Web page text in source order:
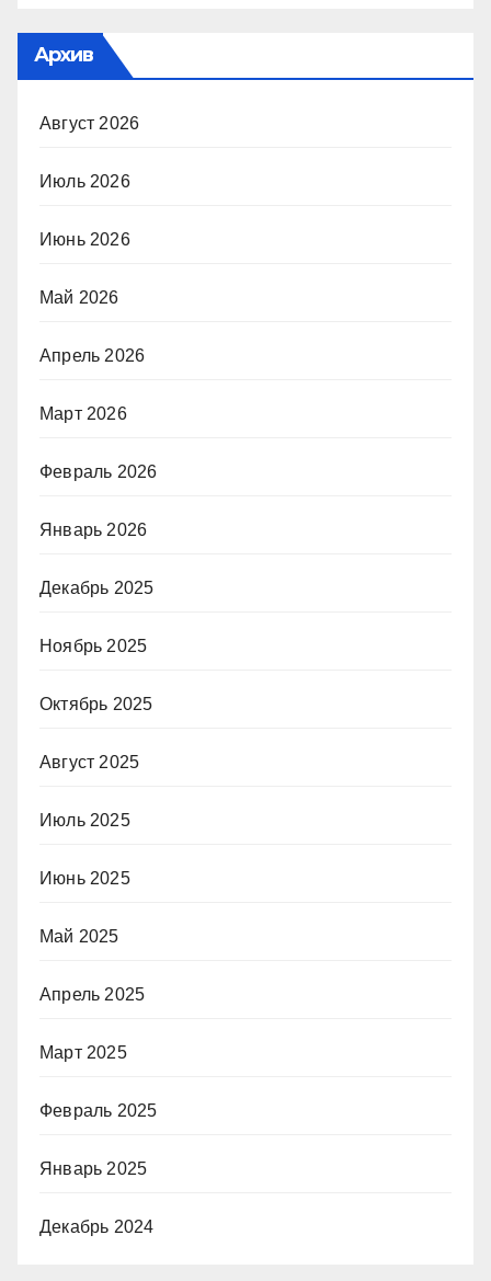
Архив
Август 2026
Июль 2026
Июнь 2026
Май 2026
Апрель 2026
Март 2026
Февраль 2026
Январь 2026
Декабрь 2025
Ноябрь 2025
Октябрь 2025
Август 2025
Июль 2025
Июнь 2025
Май 2025
Апрель 2025
Март 2025
Февраль 2025
Январь 2025
Декабрь 2024